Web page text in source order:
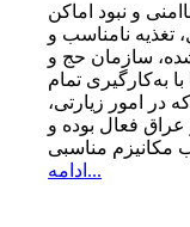
و نبود اماكن
تغذیه‌ نامناسب و
سازمان حج و
به‌كارگیری تمام
در امور زیارتی،
فعال بوده و
ادامه...